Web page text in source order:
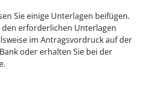
Sie einige Unterlagen beifügen.
erforderlichen Unterlagen
im Antragsvordruck auf der
oder erhalten Sie bei der